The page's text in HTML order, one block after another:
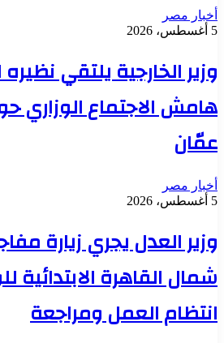
أخبار مصر
5 أغسطس، 2026
وزير الخارجية يلتقي
هامش الاجتماع
عمّان
أخبار مصر
5 أغسطس، 2026
وزير العدل يجري زيارة
شمال القاهرة
انتظام العمل ومراجعة